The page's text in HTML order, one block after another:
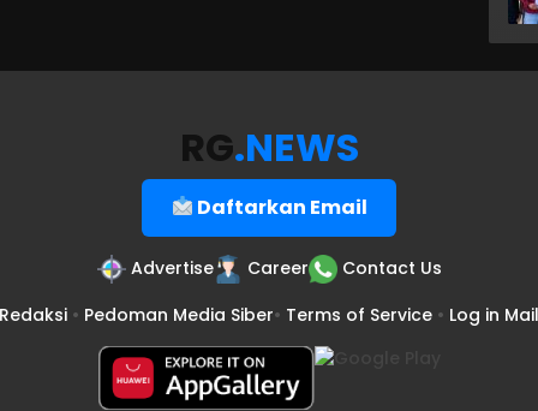
RG.NEWS
Daftarkan Email
Advertise Career
Contact Us
Redaksi • Pedoman Media Siber• Terms of Service • Log in Mail